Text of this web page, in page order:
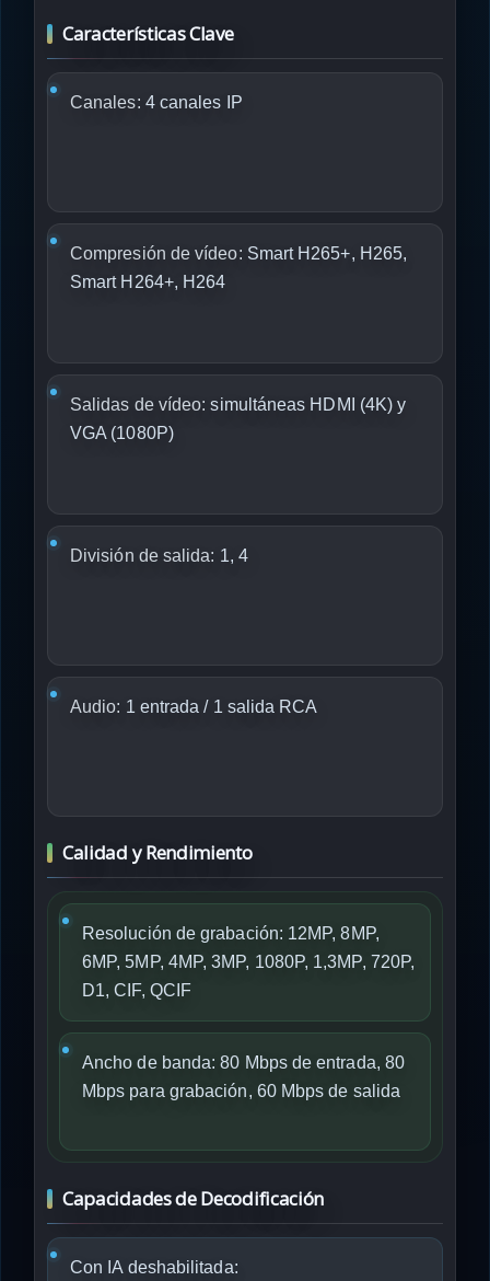
Características Clave
Canales: 4 canales IP
Compresión de vídeo: Smart H265+, H265,
Smart H264+, H264
Salidas de vídeo: simultáneas HDMI (4K) y
VGA (1080P)
División de salida: 1, 4
Audio: 1 entrada / 1 salida RCA
Calidad y Rendimiento
Resolución de grabación: 12MP, 8MP,
6MP, 5MP, 4MP, 3MP, 1080P, 1,3MP, 720P,
D1, CIF, QCIF
Ancho de banda: 80 Mbps de entrada, 80
Mbps para grabación, 60 Mbps de salida
Capacidades de Decodificación
Con IA deshabilitada: